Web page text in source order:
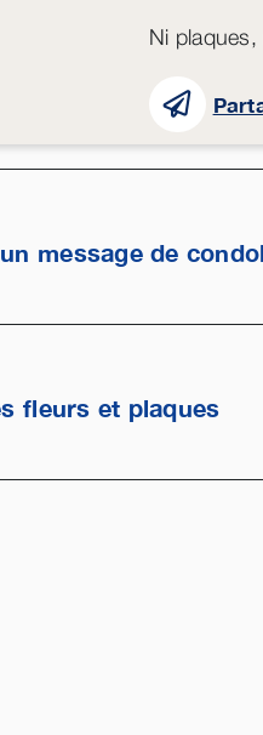
Ni plaques,
message de
fleurs et plaques